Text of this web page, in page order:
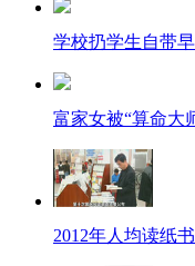
学校扔学生自带
富家女被“算命大
2012年人均读纸